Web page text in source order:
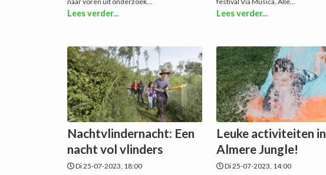
Lees verder... Lees verder...
Nachtvlindernacht: Een
nacht vol vlinders
Di 25-07-2023, 18:00
Leuke activiteiten in
Almere Jungle!
Di 25-07-2023, 14:00